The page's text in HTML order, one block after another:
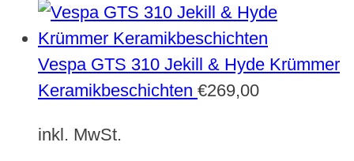
Vespa GTS 310 Jekill & Hyde Krümmer
Keramikbeschichten €269,00
inkl. MwSt.